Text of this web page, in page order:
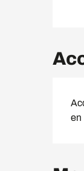
en